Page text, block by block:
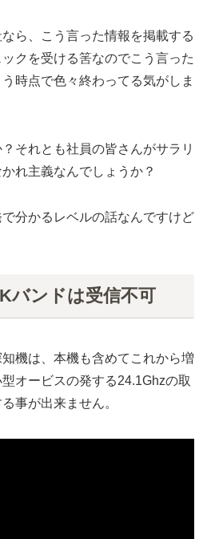
ら、こう言った情報を掲載する
クを受ける筈なのでこう言った
時点で色々終わってる気がしま
それとも社員の皆さんがサラリ
れ主義なんでしょうか？
分かるレベルの話なんですけど
バンドは受信不可
機は、本機も含めてこれから増
オービスの発する24.1Ghzの取
事が出来ません。